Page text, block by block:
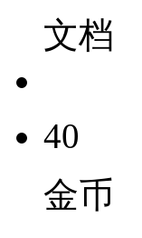
文档
40
金币